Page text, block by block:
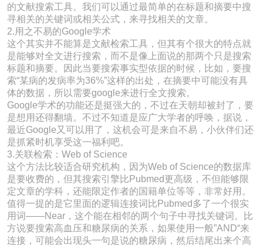
的文献搜索工具。我们可以通过最简单的在标题和摘要中搜
寻相关的关键词或相关公式，来寻找相关的文章。
2.用之不易的Google学术
这个其实并不能算是文献检索工具，但其有个很大的特点就
是能够对全文进行搜索，而不是像上面说的那两个只是搜索
标题和摘要。因此当要搜索事实型依据的时候，比如，要搜
索“某病的发病率为36%”这样的出处，在摘要中可能没有具
体的数据，所以需要google来进行全文搜索。
Google学术的功能还是挺强大的，不过在天朝却被封了，要
是想用还得翻墙。不过不知道是应广大学者的呼唤，据说，
最近Google又可以用了，这机会可是来自不易，小伙伴们还
是抓紧时机享受这一福利吧。
3.关联检索：Web of Science
这个方法比较适合研究机构，因为Web of Science的数据库
是要收费的，但其搜索引擎比Pubmed更高级，不但能够限
定文章的学科，还能限定作者的国籍单位等等，非常好用。
值得一提的是它里面的逻辑连接词比Pubmed多了一个很实
用词——Near，这个能在相邻的两个句子中寻找关键词。比
方说要搜索高血压和糖尿病的关系，如果使用一般”AND“来
连接，可能会出现头一句是说的糖尿病，然后结尾出来个高